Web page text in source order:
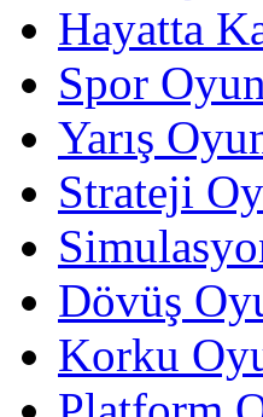
Hayatta
Spor
Yarış
Strateji
Dövüş
Korku